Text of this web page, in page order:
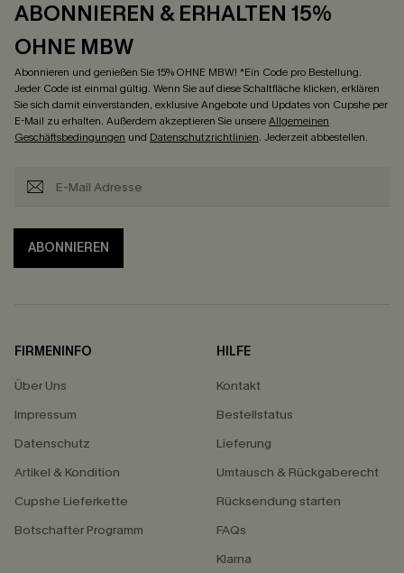
ABONNIEREN & ERHALTEN 15%
OHNE MBW
Abonnieren und genießen Sie 15% OHNE MBW! *Ein Code pro Bestellung.
Jeder Code ist einmal gültig. Wenn Sie auf diese Schaltfläche klicken, erklären
Sie sich damit einverstanden, exklusive Angebote und Updates von Cupshe per
E-Mail zu erhalten. Außerdem akzeptieren Sie unsereAllgemeinen
Geschäftsbedingungen und Datenschutzrichtlinien. Jederzeit abbestellen.
ABONNIEREN
FIRMENINFO
Über Uns
Impressum
Datenschutz
Artikel & Kondition
Cupshe Lieferkette
Botschafter Programm
HILFE
Kontakt
Bestellstatus
Lieferung
Umtausch & Rückgaberecht
Rücksendung starten
FAQs
Klarna